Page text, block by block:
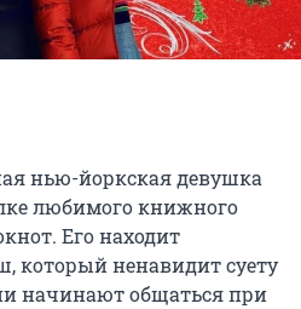
нью-йоркская девушка
любимого книжного
Его находит
который ненавидит суету
начинают общаться при